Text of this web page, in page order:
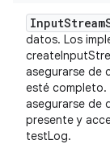
InputStream
datos. Los
asegurarse de
esté completo.
asegurarse de
presente y
testLog.